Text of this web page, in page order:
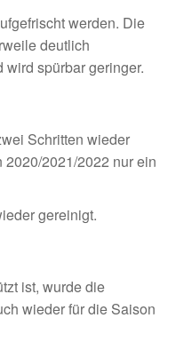
werden. Die
deutlich
spürbar geringer.
Schritten wieder
2021/2022 nur ein
gereinigt.
ist, wurde die
wieder für die Saison